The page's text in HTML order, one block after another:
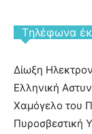
Tηλέφωνα
Δίωξη
Ελληνική
Χαμόγελο του
Πυροσβεστική